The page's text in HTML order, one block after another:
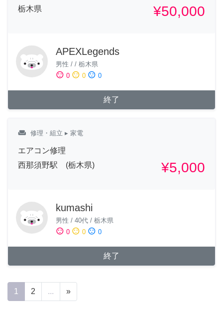
栃木県
¥50,000
APEXLegends
男性 / / 栃木県
sentiment_satisfied 0 sentiment_neutral 0 sentiment_dissatisfied 0
終了
weekend 修理・組立 ▸ 家電
エアコン修理
西那須野駅 (栃木県)
¥5,000
kumashi
男性 / 40代 / 栃木県
sentiment_satisfied 0 sentiment_neutral 0 sentiment_dissatisfied 0
終了
1 2 ... »